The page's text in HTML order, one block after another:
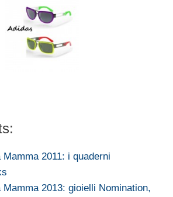
Mamma 2011: i quaderni
Mamma 2013: gioielli Nomination,